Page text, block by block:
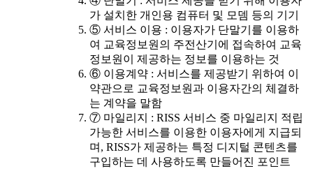
가 설치한 개인용 컴퓨터 및 모뎀 등의 기기
⑤ 서비스 이용 : 이용자가 단말기를 이용하
여 교육정보원의 주전산기에 접속하여 교육
정보원이 제공하는 정보를 이용하는 것
⑥ 이용계약 : 서비스를 제공받기 위하여 이
약관으로 교육정보원과 이용자간의 체결하
는 계약을 말함
⑦ 마일리지 : RISS 서비스 중 마일리지 적립
가능한 서비스를 이용한 이용자에게 지급되
며, RISS가 제공하는 특정 디지털 콘텐츠를
구입하는 데 사용하도록 만들어진 포인트